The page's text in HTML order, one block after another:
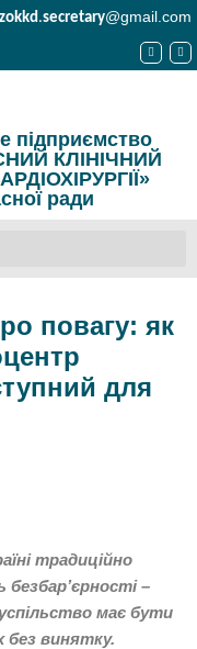
zokkd.secretary@gmail.com
підприємство
КЛІНІЧНИЙ
ради
повагу: як
для
традиційно
–
має бути
без винятку.